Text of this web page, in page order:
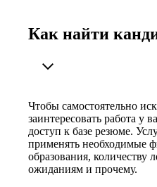
Как найти
Чтобы самостоятельно
заинтересовать работа у
доступ к базе резюме.
применять необходимые
образования, количеству
ожиданиям и прочему.